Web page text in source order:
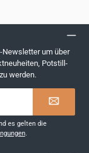
um über
Potstill-
werden.
es gelten die
.